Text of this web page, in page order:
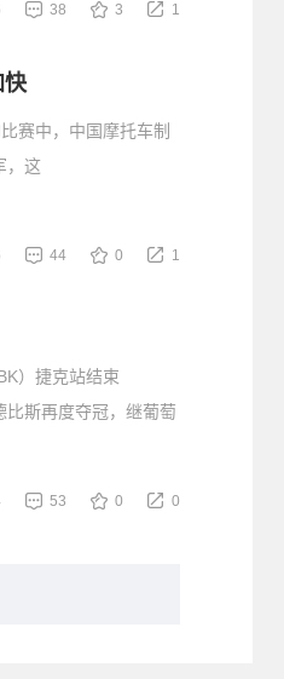
38 3 1
快
赛中，中国摩托车制
，这
44 0 1
）捷克站结束
比斯再度夺冠，继葡萄
53 0 0